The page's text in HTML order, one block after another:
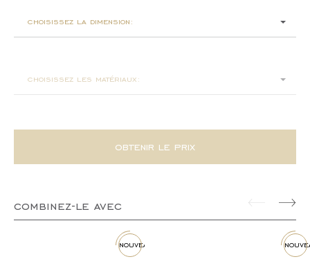
choisissez la dimension:
choisissez les matériaux:
obtenir le prix
combinez-le avec
nouveau